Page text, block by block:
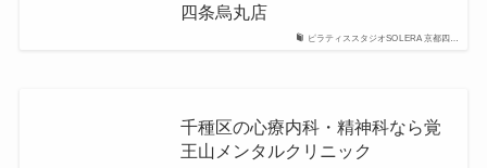
ピラティススタジオSOLERA 京都四…
四条烏丸店
千種区の心療内科・精神科なら覚
王山メンタルクリニック